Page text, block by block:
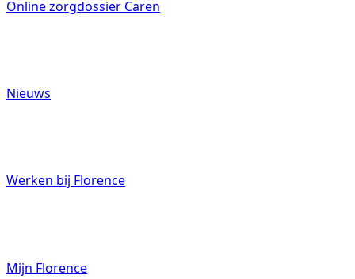
Online zorgdossier Caren
Nieuws
Werken bij Florence
Mijn Florence